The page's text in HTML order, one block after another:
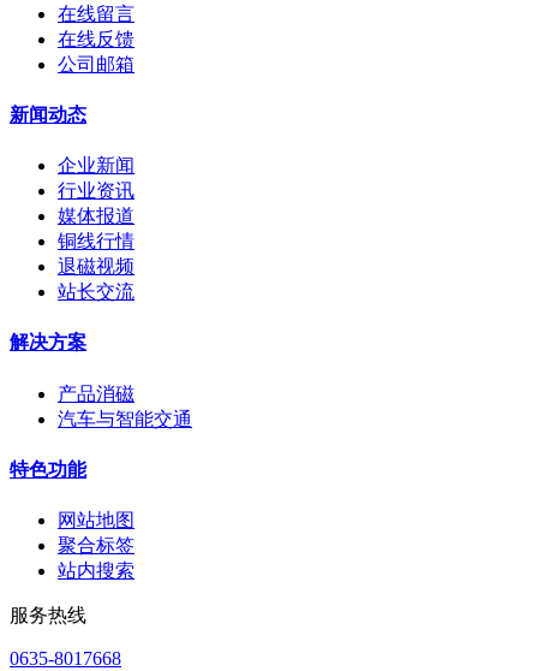
在线留言
在线反馈
公司邮箱
新闻动态
企业新闻
行业资讯
媒体报道
铜线行情
退磁视频
站长交流
解决方案
产品消磁
汽车与智能交通
特色功能
网站地图
聚合标签
站内搜索
服务热线
0635-8017668